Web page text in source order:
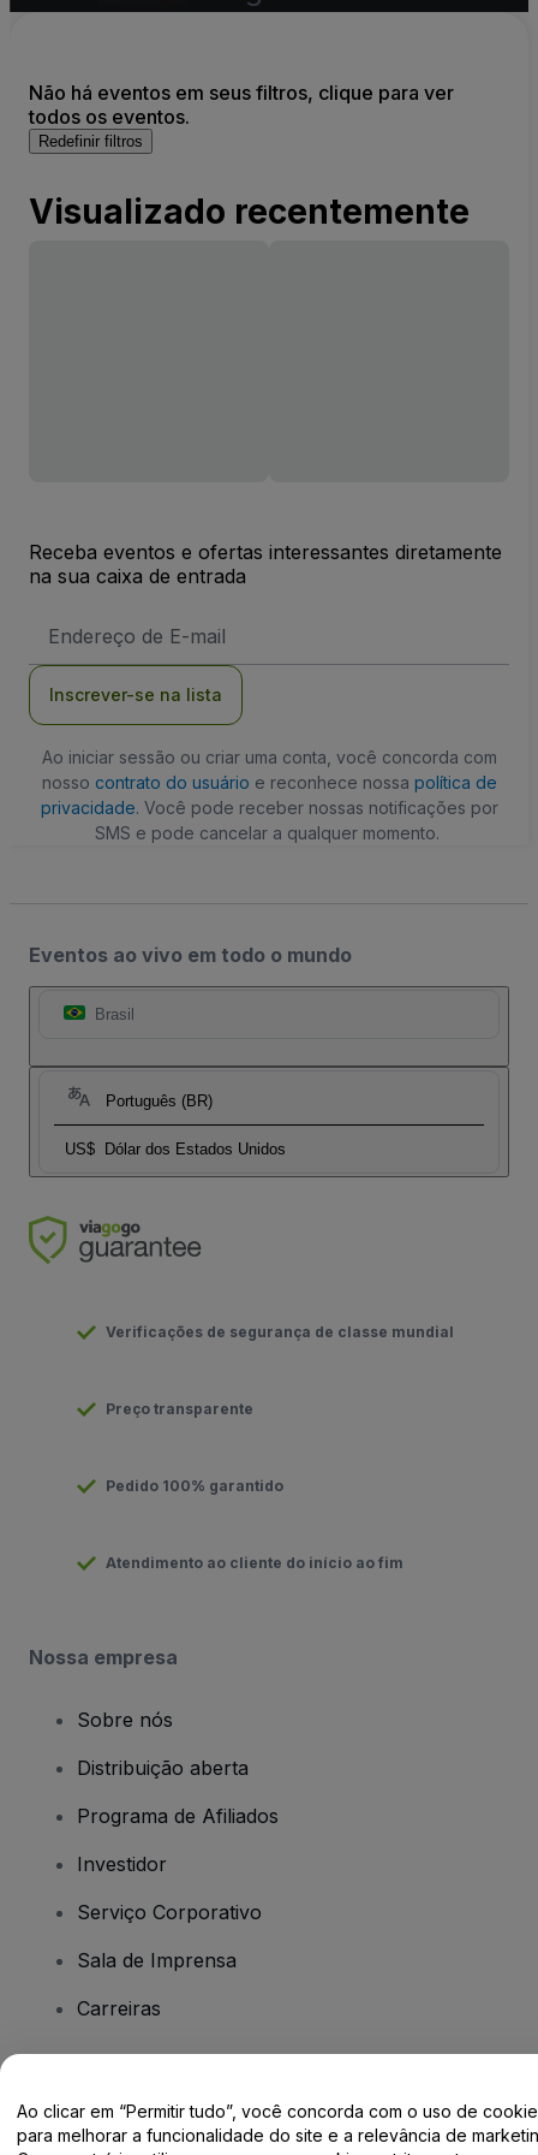
Não há eventos em seus filtros, clique para ver
todos os eventos.
Redefinir filtros
Visualizado recentemente
Receba eventos e ofertas interessantes diretamente
na sua caixa de entrada
de
Inscrever-se na lista
Ao iniciar sessão ou criar uma conta, você concorda com
nosso contrato do usuário e reconhece nossa política de
privacidade. Você pode receber nossas notificações por
SMS e pode cancelar a qualquer momento.
Eventos ao vivo em todo o mundo
Brasil
Português (BR)
US$ Dólar dos Estados Unidos
Verificações de segurança de classe mundial
Preço transparente
Pedido 100% garantido
Atendimento ao cliente do início ao fim
Nossa empresa
Sobre nós
Distribuição aberta
Programa de Afiliados
Investidor
Serviço Corporativo
Sala de Imprensa
Carreiras
Ao clicar em “Permitir tudo”, você concorda com o uso de
para melhorar a funcionalidade do site e a relevância de